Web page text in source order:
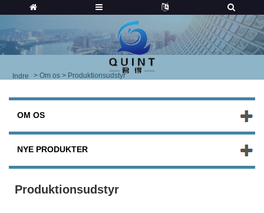
Indre > Om os > Produktionsudstyr
OM OS
NYE PRODUKTER
Produktionsudstyr